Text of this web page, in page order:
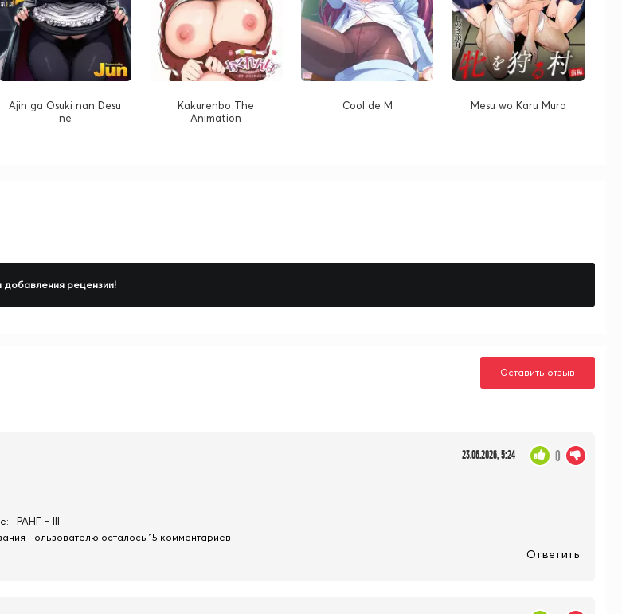
Ajin ga Osuki nan Desu
ne
Kakurenbo The
Animation
Cool de M Mesu wo Karu Mura
добавления рецензии!
Оставить отзыв
23.06.2026, 5:24 0
РАНГ - III
Пользователю осталось 15 комментариев
Ответить